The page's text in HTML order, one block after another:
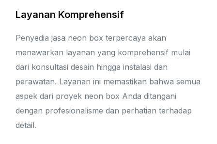
Layanan Komprehensif
Penyedia jasa neon box terpercaya akan
menawarkan layanan yang komprehensif mulai
dari konsultasi desain hingga instalasi dan
perawatan. Layanan ini memastikan bahwa semua
aspek dari proyek neon box Anda ditangani
dengan profesionalisme dan perhatian terhadap
detail.